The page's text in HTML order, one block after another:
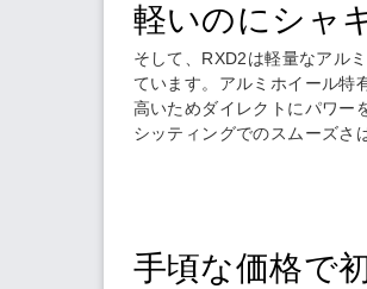
軽いのにシャ
そして、RXD2は軽量なアル
ています。アルミホイール特
高いためダイレクトにパワー
シッティングでのスムーズさ
手頃な価格で